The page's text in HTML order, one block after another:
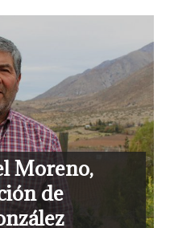
Moreno,
de